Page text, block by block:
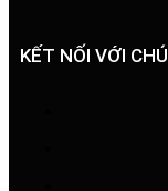
KẾT NỐI VỚI